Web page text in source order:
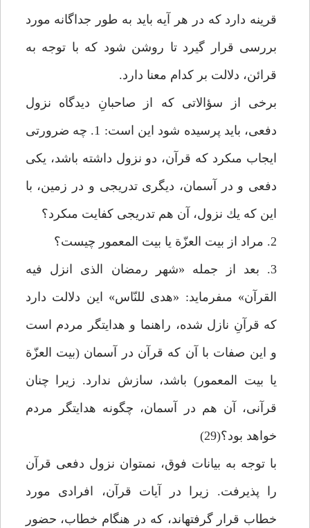
قرينه دارد كه در هر آيه بايد به طور جداگانه مورد
بررسى قرار گيرد تا روشن شود كه با توجه به
قرائن، دلالت بر كدام معنا دارد.
برخى از سؤالاتى كه از صاحبانِ ديدگاه نزول
دفعى، بايد پرسيده شود اين است: 1. چه ضرورتى
ايجاب مى‏كرد كه قرآن، دو نزول داشته باشد، يكى
دفعى و در آسمان، ديگرى تدريجى و در زمين، با
اين كه يك نزول، آن هم تدريجى كفايت مى‏كرد؟
2. مراد از بيت العزّة يا بيت المعمور چيست؟
3. بعد از جمله «شهر رمضان الذى انزل فيه
القرآن» مى‏فرمايد: «هدى للنّاس» اين دلالت دارد
كه قرآنِ نازل شده، راهنما و هدايت‏گر مردم است
و اين صفات با آن كه قرآن در آسمان (بيت العزّة
يا بيت المعمور) باشد، سازش ندارد. زيرا چنان
قرآنى، آن هم در آسمان، چگونه هدايت‏گر مردم
خواهد بود؟(29)
با توجه به بيانات فوق، نمى‏توان نزول دفعى قرآن
را پذيرفت. زيرا در آيات قرآن، افرادى مورد
خطاب قرار گرفته‏اند، كه در هنگام خطاب، حضور